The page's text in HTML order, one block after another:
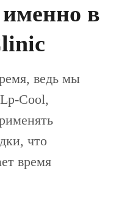
в
ведь мы
Cool,
что
время